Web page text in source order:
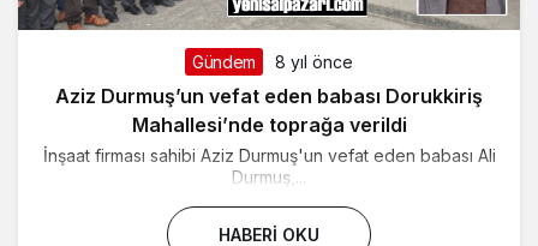
Gündem 8 yıl önce
Aziz Durmuş’un vefat eden babası Dorukkiriş
Mahallesi’nde toprağa verildi
İnşaat firması sahibi Aziz Durmuş'un vefat eden babası Ali
Durmuş,...
HABERI OKU